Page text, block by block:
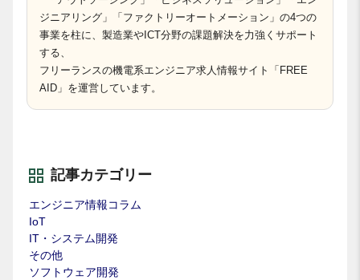
ジニアリング」「ファクトリーオートメーション」の4つの
事業を柱に、製造業やICT分野の課題解決を力強くサポート
する、
フリーランスの機電系エンジニア求人情報サイト「FREE
AID」を運営しています。
記事カテゴリー
エンジニア情報コラム
IoT
IT・システム開発
その他
ソフトウェア開発